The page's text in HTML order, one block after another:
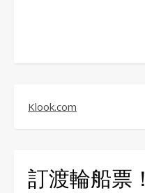
Klook.com
訂渡輪船票！